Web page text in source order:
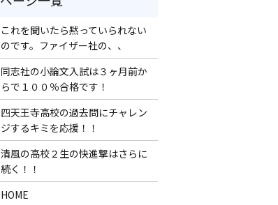
これを聞いたら黙っていられない
のです。ファイザー社の、、
同志社の小論文入試は３ヶ月前か
らで１００％合格です！
四天王寺高校の過去問にチャレン
ジするキミを応援！！
清風の高校２生の快進撃はさらに
続く！！
HOME